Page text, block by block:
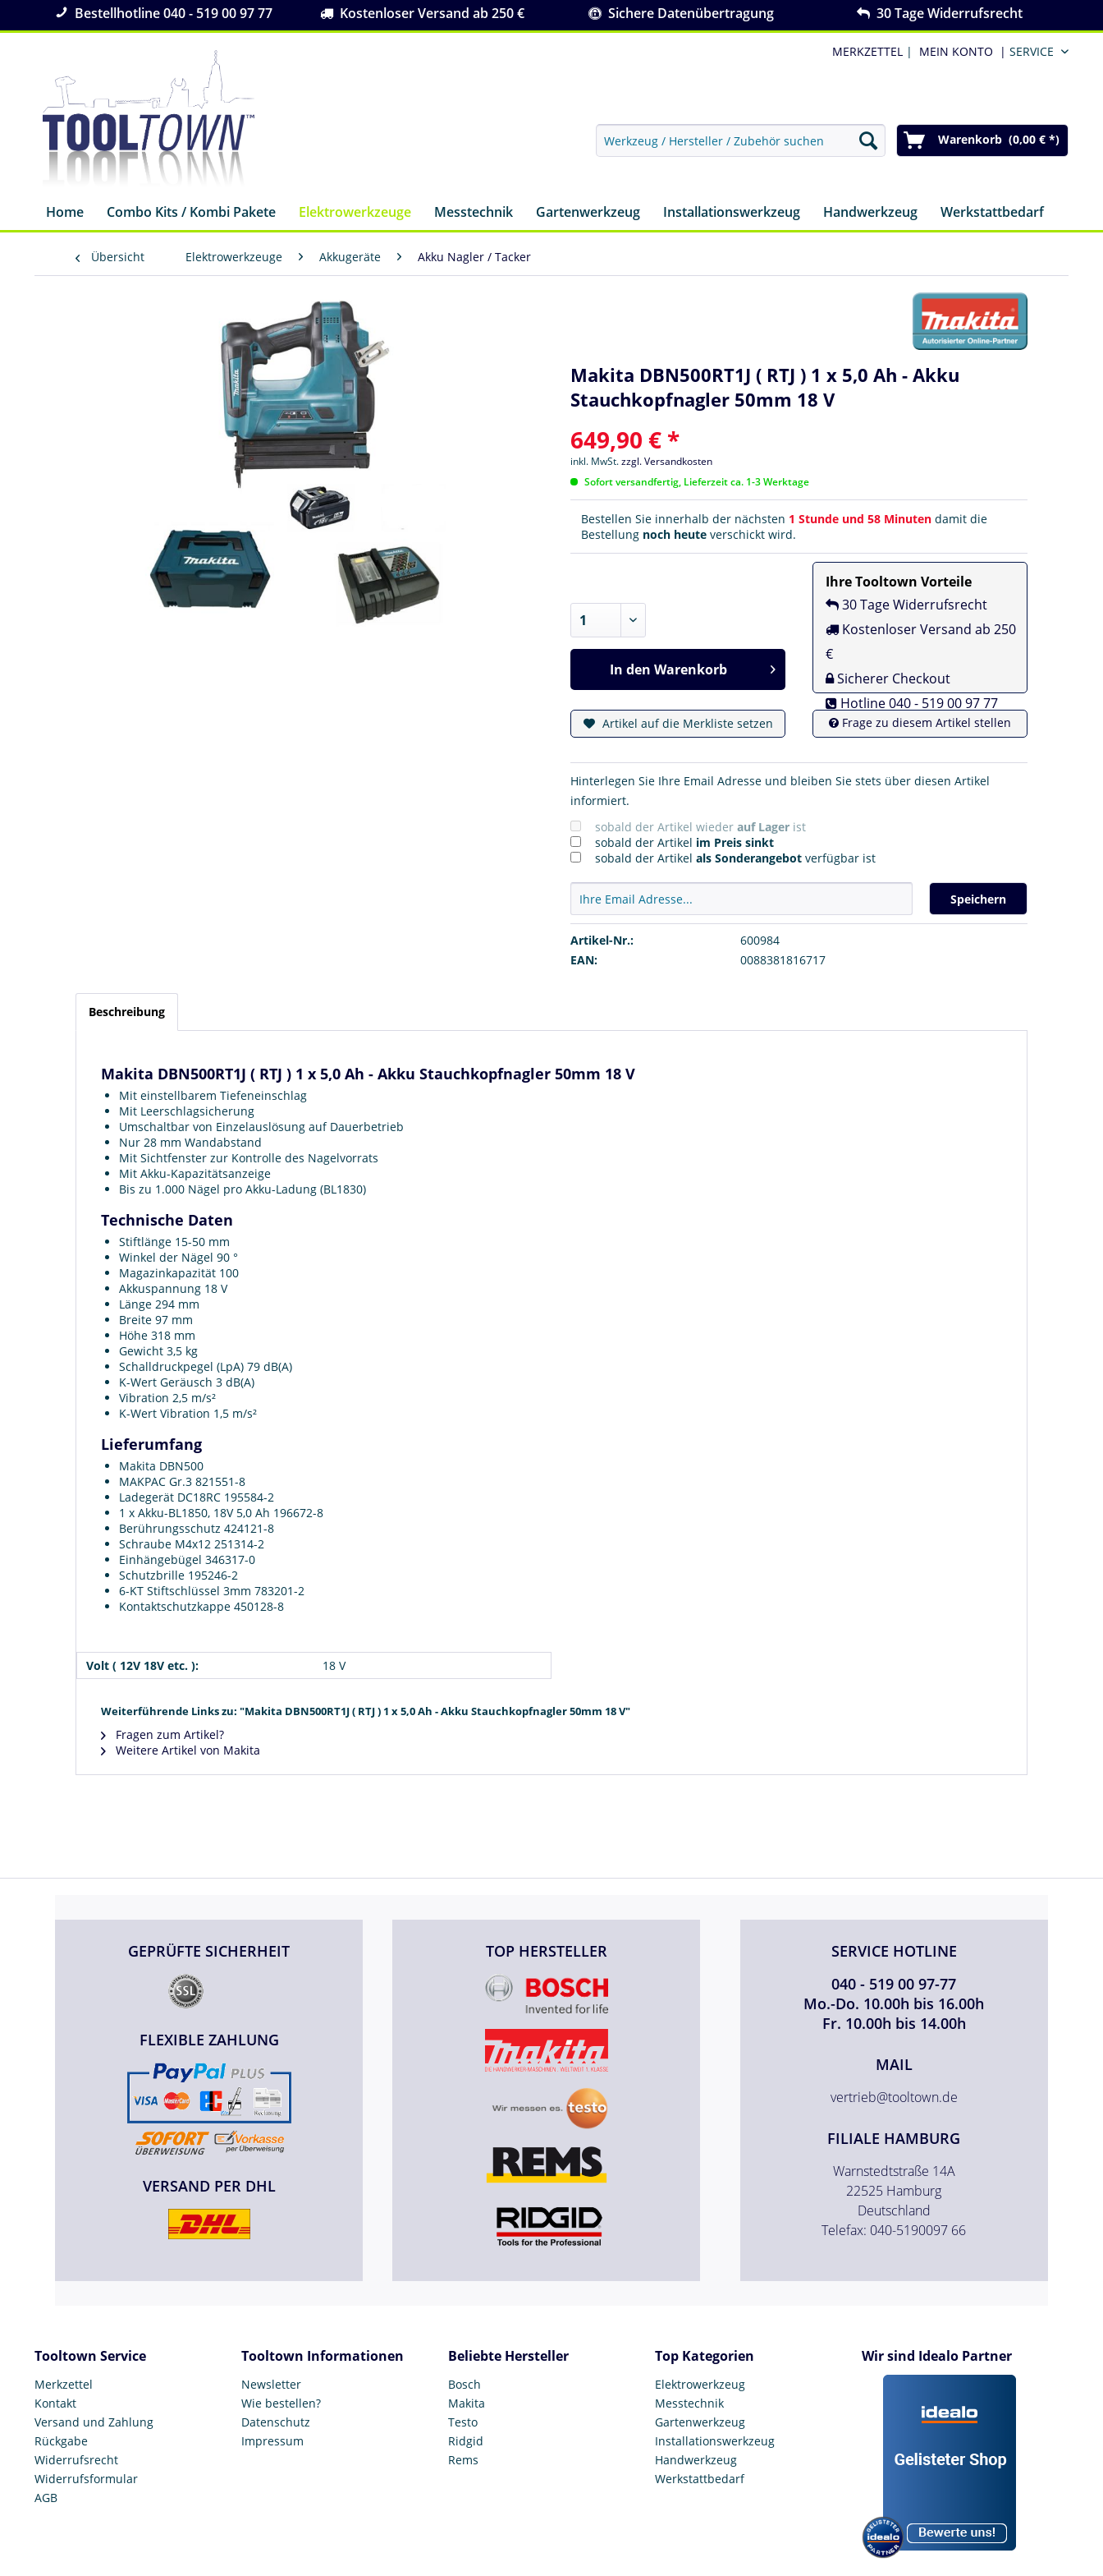
Bestellhotline 040 - 519 00 97 77 Kostenloser Versand ab 250 € Sichere Datenübertragung 30 Tage Widerrufsrecht
MERKZETTEL | MEIN KONTO | SERVICE
Warenkorb (0,00 € *)
Home Combo Kits / Kombi Pakete Elektrowerkzeuge Messtechnik Gartenwerkzeug Installationswerkzeug Handwerkzeug Werkstattbedarf
Übersicht Elektrowerkzeuge Akkugeräte Akku Nagler / Tacker
Makita DBN500RT1J ( RTJ ) 1 x 5,0 Ah - Akku
Stauchkopfnagler 50mm 18 V
649,90 € *
inkl. MwSt.zzgl. Versandkosten
Sofort versandfertig, Lieferzeit ca. 1-3 Werktage
Bestellen Sie innerhalb der nächsten 1 Stunde und 58 Minutendamit die
Bestellung noch heute verschickt wird.
In den Warenkorb
Ihre Tooltown Vorteile
30 Tage Widerrufsrecht
Kostenloser Versand ab 250
€
Sicherer Checkout
Hotline 040 - 519 00 97 77
Artikel auf die Merkliste setzen Frage zu diesem Artikel stellen
Hinterlegen Sie Ihre Email Adresse und bleiben Sie stets über diesen Artikel
informiert.
sobald der Artikel wiederauf Lager ist
sobald der Artikel im Preis sinkt
sobald der Artikelals Sonderangebot verfügbar ist
Speichern
Artikel-Nr.:
600984
EAN:
0088381816717
Beschreibung
Makita DBN500RT1J ( RTJ ) 1 x 5,0 Ah - Akku Stauchkopfnagler 50mm 18 V
Mit einstellbarem Tiefeneinschlag
Mit Leerschlagsicherung
Umschaltbar von Einzelauslösung auf Dauerbetrieb
Nur 28 mm Wandabstand
Mit Sichtfenster zur Kontrolle des Nagelvorrats
Mit Akku-Kapazitätsanzeige
Bis zu 1.000 Nägel pro Akku-Ladung (BL1830)
Technische Daten
Stiftlänge 15-50 mm
Winkel der Nägel 90 °
Magazinkapazität 100
Akkuspannung 18 V
Länge 294 mm
Breite 97 mm
Höhe 318 mm
Gewicht 3,5 kg
Schalldruckpegel (LpA) 79 dB(A)
K-Wert Geräusch 3 dB(A)
Vibration 2,5 m/s²
K-Wert Vibration 1,5 m/s²
Lieferumfang
Makita DBN500
MAKPAC Gr.3 821551-8
Ladegerät DC18RC 195584-2
1 x Akku-BL1850, 18V 5,0 Ah 196672-8
Berührungsschutz 424121-8
Schraube M4x12 251314-2
Einhängebügel 346317-0
Schutzbrille 195246-2
6-KT Stiftschlüssel 3mm 783201-2
Kontaktschutzkappe 450128-8
Volt ( 12V 18V etc. ): 18 V
Weiterführende Links zu: "Makita DBN500RT1J ( RTJ ) 1 x 5,0 Ah - Akku Stauchkopfnagler 50mm 18 V"
Fragen zum Artikel?
Weitere Artikel von Makita
GEPRÜFTE SICHERHEIT
FLEXIBLE ZAHLUNG
VERSAND PER DHL
TOP HERSTELLER
SERVICE HOTLINE
040 - 519 00 97-77
Mo.-Do. 10.00h bis 16.00h
Fr. 10.00h bis 14.00h
MAIL
vertrieb@tooltown.de
FILIALE HAMBURG
Warnstedtstraße 14A
22525 Hamburg
Deutschland
Telefax: 040-5190097 66
Tooltown Service
Merkzettel
Kontakt
Versand und Zahlung
Rückgabe
Widerrufsrecht
Widerrufsformular
AGB
Tooltown Informationen
Newsletter
Wie bestellen?
Datenschutz
Impressum
Beliebte Hersteller
Bosch
Makita
Testo
Ridgid
Rems
Top Kategorien
Elektrowerkzeug
Messtechnik
Gartenwerkzeug
Installationswerkzeug
Handwerkzeug
Werkstattbedarf
Wir sind Idealo Partner